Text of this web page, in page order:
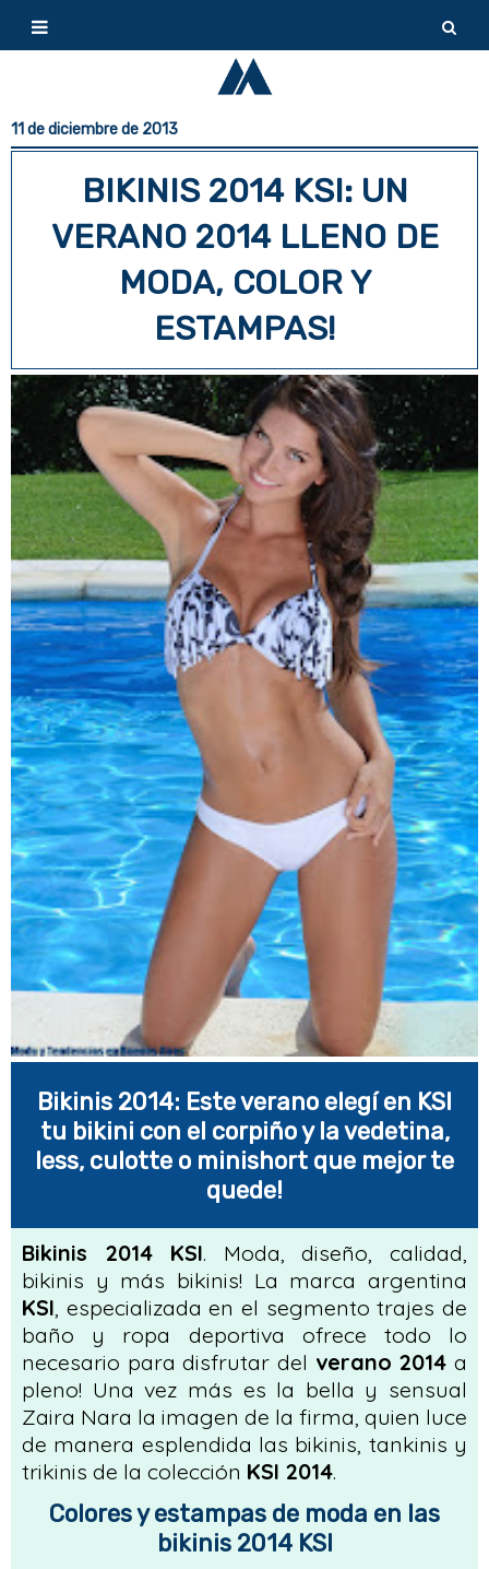
11 de diciembre de 2013
BIKINIS 2014 KSI: UN
VERANO 2014 LLENO DE
MODA, COLOR Y
ESTAMPAS!
Bikinis 2014: Este verano elegí en KSI
tu bikini con el corpiño y la vedetina,
less, culotte o minishort que mejor te
quede!
Bikinis 2014 KSI. Moda, diseño, calidad,
bikinis y más bikinis! La marca argentina
KSI, especializada en el segmento trajes de
baño y ropa deportiva ofrece todo lo
necesario para disfrutar del verano 2014 a
pleno! Una vez más es la bella y sensual
Zaira Nara la imagen de la firma, quien luce
de manera esplendida las bikinis, tankinis y
trikinis de la colección KSI 2014.
Colores y estampas de moda en las
bikinis 2014 KSI